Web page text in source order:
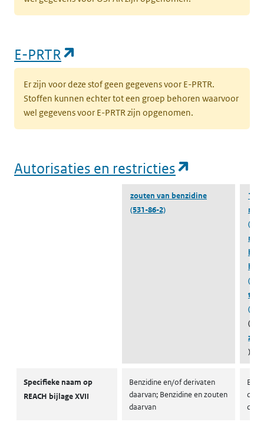
E-PRTR
Er zijn voor deze stof geen gegevens voor E-PRTR.
Stoffen kunnen echter tot een groep behoren waarvoor
wel gegevens voor E-PRTR zijn opgenomen.
Autorisaties en restricties
zouten van benzidine
(531-86-2)
)
Specifieke naam op
REACH bijlage XVII
Benzidine en/of derivaten
daarvan; Benzidine en zouten
daarvan